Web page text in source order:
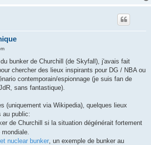
bunker de Churchill (de Skyfall), j'avais fait
chercher des lieux inspirants pour DG / NBA ou
contemporain/espionnage (je suis fan de
sans fantastique).
(uniquement via Wikipedia), quelques lieux
au public:
de Churchill si la situation dégénérait fortement
nuclear bunker , un exemple de bunker au